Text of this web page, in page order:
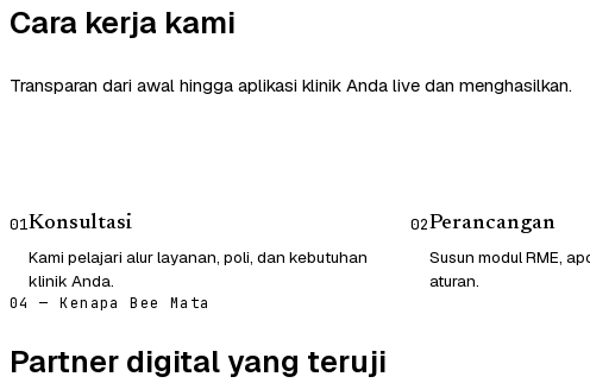
Cara kerja kami
Transparan dari awal hingga aplikasi klinik Anda live dan menghasilkan.
01Konsultasi
Kami pelajari alur layanan, poli, dan kebutuhan
klinik Anda.
02Perancangan
Susun modul RME,
aturan.
04 — Kenapa Bee Mata
Partner digital yang teruji